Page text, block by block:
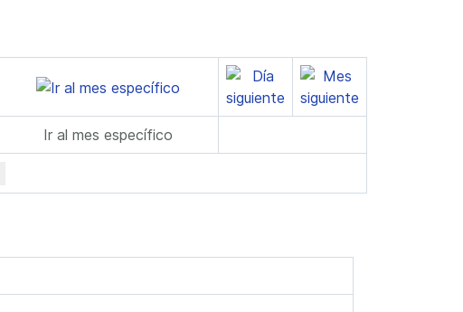
Ir al mes específico